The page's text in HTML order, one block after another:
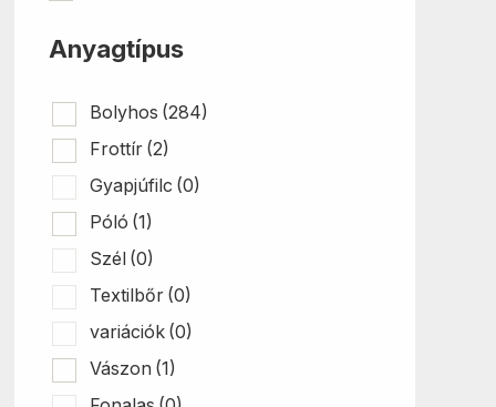
Anyagtípus
Bolyhos (284)
Frottír (2)
Gyapjúfilc (0)
Póló (1)
Szél (0)
Textilbőr (0)
variációk (0)
Vászon (1)